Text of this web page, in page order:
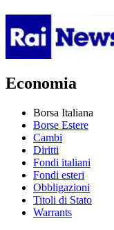
Economia
Borsa Italiana
Borse Estere
Cambi
Diritti
Fondi italiani
Fondi esteri
Obbligazioni
Titoli di Stato
Warrants